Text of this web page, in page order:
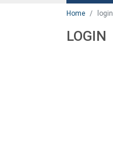
Home login
LOGIN